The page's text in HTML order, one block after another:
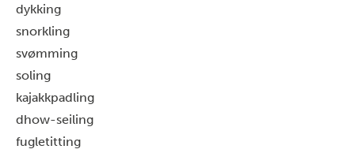
dykking
snorkling
svømming
soling
kajakkpadling
dhow-seiling
fugletitting